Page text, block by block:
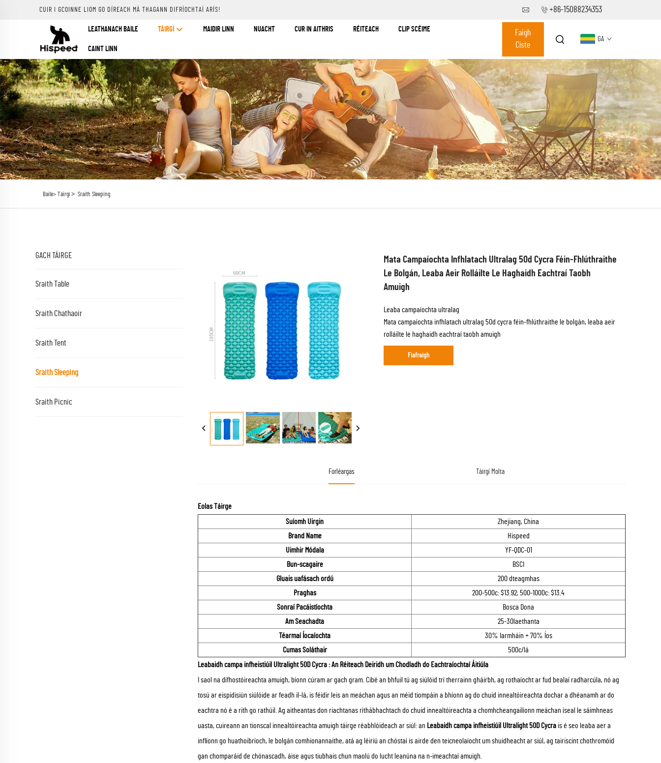
CUIR I GCOINNE LIOM GO DÍREACH MÁ THAGANN DIFRÍOCHTAÍ ARÍS! +86-15088234353
LEATHANACH BAILE TÁIRGÍ MAIDIR LINN NUACHT CUR IN AITHRIS RÉITEACH CLIP SCÉIME
CAINT LINN
Faigh
Císte
GA
Baile> Táirgí > Sraith Sleeping
GACH TÁIRGE
Sraith Table
Sraith Chathaoir
Sraith Tent
Sraith Sleeping
Sraith Picnic
Mata Campaíochta Infhlatach Ultralag 50d Cycra Féin-Fhlúthraithe
Le Bolgán, Leaba Aeir Rolláilte Le Haghaidh Eachtraí Taobh
Amuigh
Leaba campaíochta ultralag
Mata campaíochta infhlatach ultralag 50d cycra féin-fhlúthraithe le bolgán, leaba aeir
rolláilte le haghaidh eachtraí taobh amuigh
Fiafraigh
Forléargas Táirgí Molta
Eolas Táirge
Suíomh Uirgin
Zhejiang, China
Brand Name
Hispeed
Uimhir Módala
YF-QDC-01
Bun-scagaire
BSCI
Gluais uafásach ordú
200 dteagmhas
Praghas
200-500c: $13.92; 500-1000c: $13.4
Sonraí Pacáistíochta
Bosca Dona
Am Seachadta
25-30laethanta
Téarmaí Íocaíochta
30% Iarmháin + 70% Íos
Cumas Soláthair
500c/lá
Leabaidh campa infheistiúil Ultralight 50D Cycra : An Réiteach Deiridh um Chodladh do Eachtraíochtaí Áitiúla
I saol na dífhostóireachta amuigh, bíonn cúram ar gach gram. Cibé an bhfuil tú ag siúlóid trí therrainn gháirbh, ag rothaíocht ar fud bealaí radharcúla, nó ag
tosú ar eispidisiún siúlóide ar feadh il-lá, is féidir leis an meáchan agus an méid tiompáin a bhíonn ag do chuid innealtóireachta dochar a dhéanamh ar do
eachtra nó é a rith go rathúil. Ag aitheantas don riachtanas ríthábhachtach do chuid innealtóireachta a chomhcheangailíonn meáchan íseal le sáimhneas
uasta, cuireann an tionscal innealtóireachta amuigh táirge réabhlóideach ar siúl: an Leabaidh campa infheistiúil Ultralight 50D Cycra is é seo leaba aer a
inflíonn go huathoibríoch, le bolgán comhionannaithe, atá ag léiriú an chóstaí is airde den teicneolaíocht um shuidheacht ar siúl, ag tairiscint chothromóid
gan chomparáid de chónascadh, áise agus tiubhais chun maolú do lucht leanúna na n-imeachtaí amuigh.